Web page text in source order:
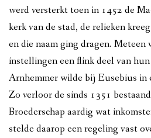
werd versterkt toen in 1452 de
kerk van de stad, de relieken
en die naam ging dragen. Meteen
instellingen een flink deel van
Arnhemmer wilde bij Eusebius in
Zo verloor de sinds 1351
Broederschap aardig wat
stelde daarop een regeling vast